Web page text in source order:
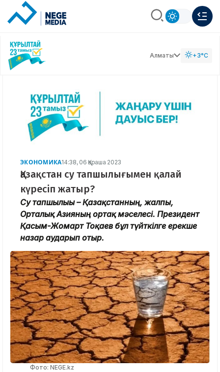
Алматы +3°C
ЭКОНОМИКА14:38, 06 Қараша 2023
Қазақстан су тапшылығымен қалай
күресіп жатыр?
Су тапшылығы – Қазақстанның, жалпы,
Орталық Азияның ортақ мәселесі. Президент
Қасым-Жомарт Тоқаев бұл түйткілге ерекше
назар аударып отыр.
Фото: NEGE.kz